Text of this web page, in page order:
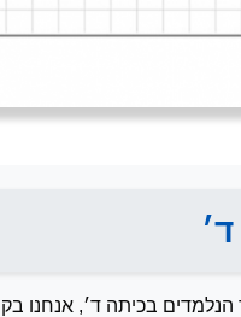
בכיתה ד׳, אנחנו